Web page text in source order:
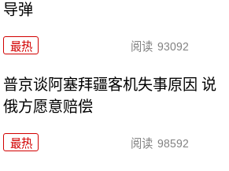
导弹
最热 阅读 93092
普京谈阿塞拜疆客机失事原因 说
俄方愿意赔偿
最热 阅读 98592